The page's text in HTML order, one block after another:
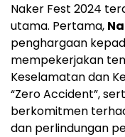
Naker Fest 2024
utama. Pertama,
penghargaan
mempekerjakan
Keselamatan dan
“Zero Accident”,
berkomitmen
dan perlindungan